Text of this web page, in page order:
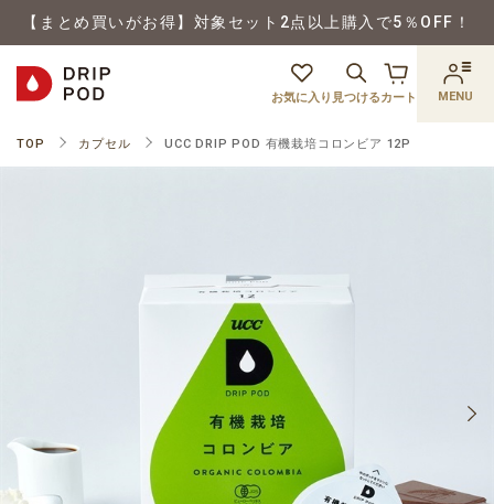
【まとめ買いがお得】対象セット2点以上購入で5％OFF！
お気に入り 見つけるカート MENU
TOP カプセル UCC DRIP POD 有機栽培コロンビア 12P